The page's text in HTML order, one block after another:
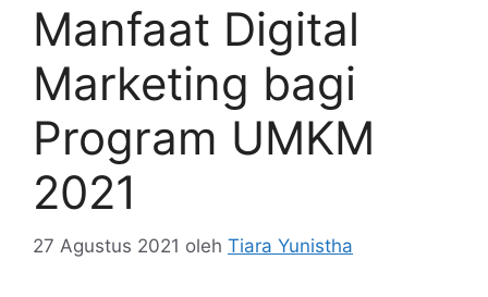
Manfaat Digital
Marketing bagi
Program UMKM
2021
27 Agustus 2021 oleh Tiara Yunistha